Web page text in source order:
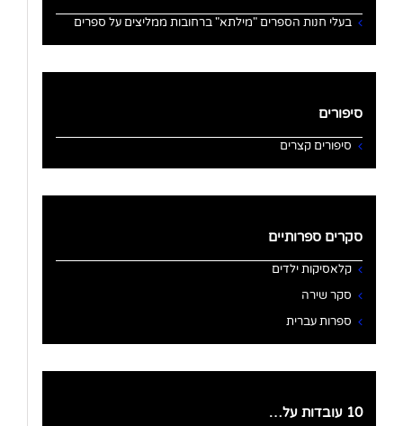
בעלי חנות הספרים "מילתא" ברחובות ממליצים על ספרים
סיפורים
סיפורים קצרים
סקרים ספרותיים
קלאסיקות ילדים
סקר שירה
ספרות עברית
10 עובדות על…